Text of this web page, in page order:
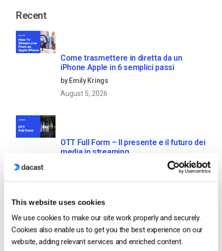
This website uses cookies
We use cookies to make our site work properly and securely.
Cookies also enable us to get you the best experience on our
website, adding relevant services and enriched content.
Recent
Come trasmettere in diretta da un
iPhone Apple in 6 semplici passi
by Emily Krings
August 5, 2026
OTT Full Form – Il presente e il futuro dei
media in streaming
Aumentare il coinvolgimento dei
dipendenti con le comunicazioni
aziendali in live streaming